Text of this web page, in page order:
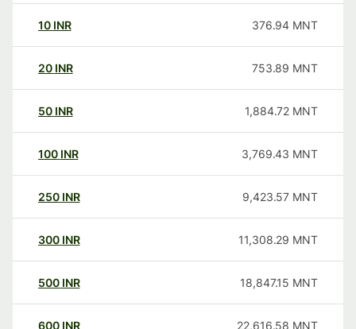
10 INR 376.94 MNT
20 INR 753.89 MNT
50 INR 1,884.72 MNT
100 INR 3,769.43 MNT
250 INR 9,423.57 MNT
300 INR 11,308.29 MNT
500 INR 18,847.15 MNT
600 INR 22,616.58 MNT